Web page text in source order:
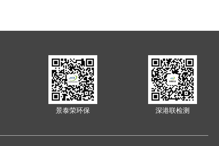
景泰荣环保 深港联检测